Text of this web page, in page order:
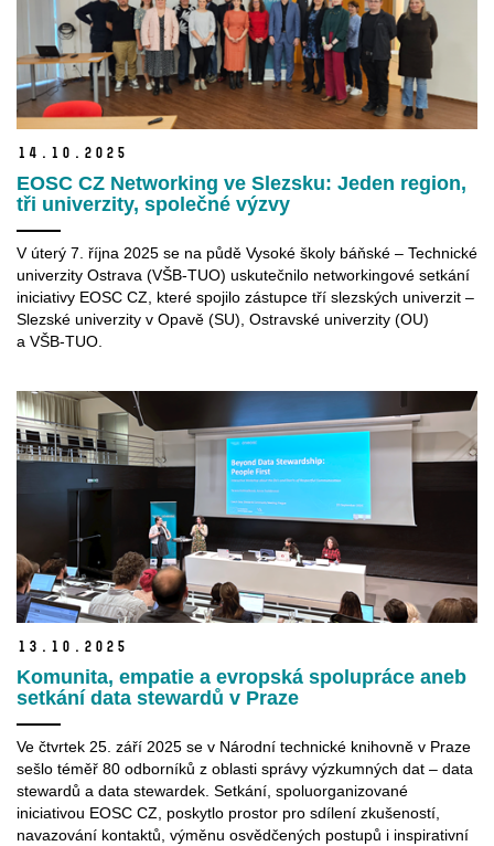
14. 10. 2025
EOSC CZ Networking ve Slezsku: Jeden region,
tři univerzity, společné výzvy
V úterý 7. října 2025 se na půdě Vysoké školy báňské – Technické
univerzity Ostrava (VŠB-TUO) uskutečnilo networkingové setkání
iniciativy EOSC CZ, které spojilo zástupce tří slezských univerzit –
Slezské univerzity v Opavě (SU), Ostravské univerzity (OU)
a VŠB-TUO.
13. 10. 2025
Komunita, empatie a evropská spolupráce aneb
setkání data stewardů v Praze
Ve čtvrtek 25. září 2025 se v Národní technické knihovně v Praze
sešlo téměř 80 odborníků z oblasti správy výzkumných dat – data
stewardů a data stewardek. Setkání, spoluorganizované
iniciativou EOSC CZ, poskytlo prostor pro sdílení zkušeností,
navazování kontaktů, výměnu osvědčených postupů i inspirativní